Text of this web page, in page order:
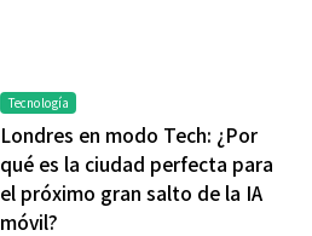
Tecnología
Londres en modo Tech: ¿Por
qué es la ciudad perfecta para
el próximo gran salto de la IA
móvil?